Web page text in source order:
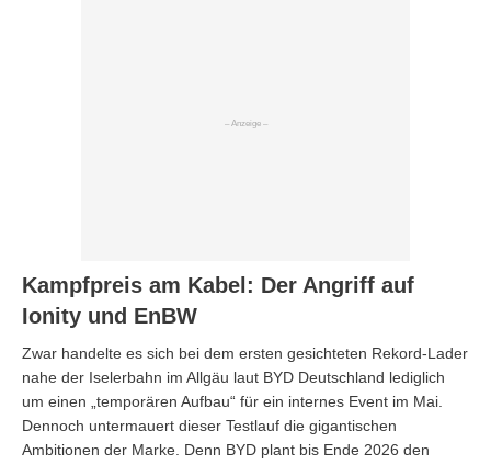
Kampfpreis am Kabel: Der Angriff auf
Ionity und EnBW
Zwar handelte es sich bei dem ersten gesichteten Rekord-Lader
nahe der Iselerbahn im Allgäu laut BYD Deutschland lediglich
um einen „temporären Aufbau“ für ein internes Event im Mai.
Dennoch untermauert dieser Testlauf die gigantischen
Ambitionen der Marke. Denn BYD plant bis Ende 2026 den